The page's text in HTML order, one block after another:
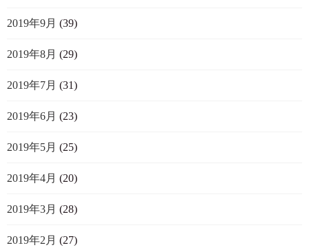
2019年9月 (39)
2019年8月 (29)
2019年7月 (31)
2019年6月 (23)
2019年5月 (25)
2019年4月 (20)
2019年3月 (28)
2019年2月 (27)